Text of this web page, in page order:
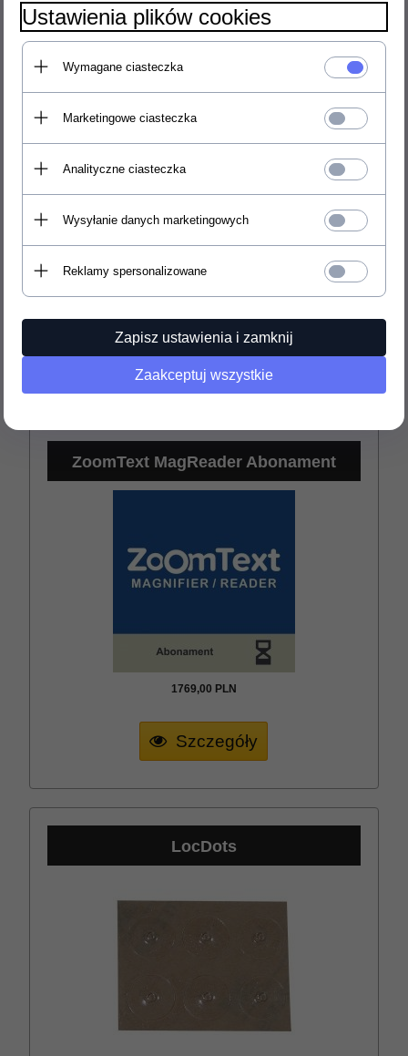
xDługość: 14 cm
Wysokość: 2,5 cm
ZAMAWIAM
Cena:699,00PLN
Wysyłka gratis!
Kolor:
POLECAMY
ZoomText MagReader Abonament
1769,00 PLN
Szczegóły
LocDots
Ustawienia plików cookies
Wymagane ciasteczka
Marketingowe ciasteczka
Analityczne ciasteczka
Wysyłanie danych marketingowych
Reklamy spersonalizowane
Zapisz ustawienia i zamknij
Zaakceptuj wszystkie